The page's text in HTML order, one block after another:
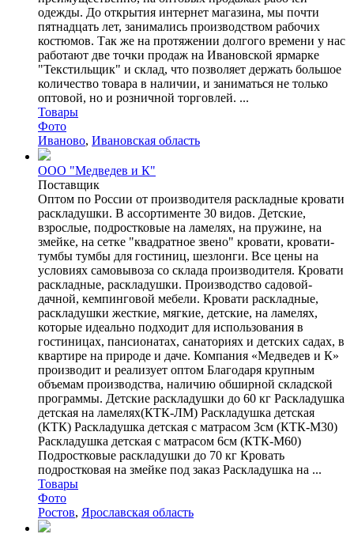
одежды. До открытия интернет магазина, мы почти
пятнадцать лет, занимались производством рабочих
костюмов. Так же на протяжении долгого времени у нас
работают две точки продаж на Ивановской ярмарке
"Текстильщик" и склад, что позволяет держать большое
количество товара в наличии, и заниматься не только
оптовой, но и розничной торговлей. ...
Товары
Фото
Иваново, Ивановская область
ООО "Медведев и К"
Поставщик
Оптом по России от производителя раскладные кровати
раскладушки. В ассортименте 30 видов. Детские,
взрослые, подростковые на ламелях, на пружине, на
змейке, на сетке "квадратное звено" кровати, кровати-
тумбы тумбы для гостиниц, шезлонги. Все цены на
условиях самовывоза со склада производителя. Кровати
раскладные, раскладушки. Производство садовой-
дачной, кемпинговой мебели. Кровати раскладные,
раскладушки жесткие, мягкие, детские, на ламелях,
которые идеально подходит для использования в
гостиницах, пансионатах, санаториях и детских садах, в
квартире на природе и даче. Компания «Медведев и К»
производит и реализует оптом Благодаря крупным
объемам производства, наличию обширной складской
программы. Детские раскладушки до 60 кг Раскладушка
детская на ламелях(КТК-ЛМ) Раскладушка детская
(КТК) Раскладушка детская с матрасом 3см (КТК-М30)
Раскладушка детская с матрасом 6см (КТК-М60)
Подростковые раскладушки до 70 кг Кровать
подростковая на змейке под заказ Раскладушка на ...
Товары
Фото
Ростов, Ярославская область